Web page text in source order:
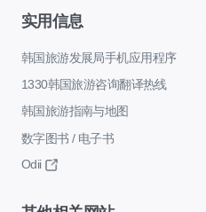
实用信息
韩国旅游发展局手机应用程序
1330韩国旅游咨询翻译热线
韩国旅游指南与地图
数字图书 / 电子书
Odii